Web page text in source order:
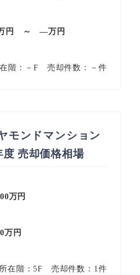
円 ～ —万円
階：－F 売却件数：－件
モンドマンション
度 売却価格相場
万円
万円
所在階：5F 売却件数：1件